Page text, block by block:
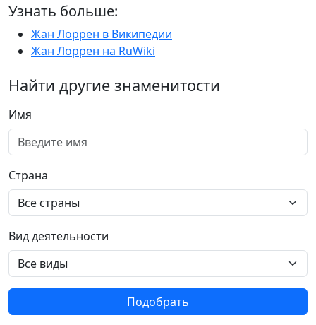
Узнать больше:
Жан Лоррен в Википедии
Жан Лоррен на RuWiki
Найти другие знаменитости
Имя
Страна
Вид деятельности
Подобрать